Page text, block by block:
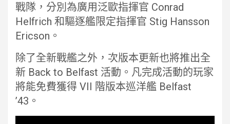
戰隊，分別為廣用泛歐指揮官 Conrad
Helfrich 和驅逐艦限定指揮官 Stig Hansson
Ericson。
除了全新戰艦之外，次版本更新也將推出全
新 Back to Belfast 活動。凡完成活動的玩家
將能免費獲得 VII 階版本巡洋艦 Belfast
’43。